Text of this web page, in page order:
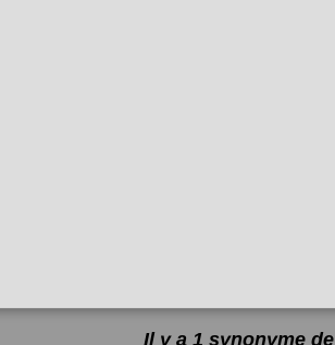
Il y a 1 synonyme de